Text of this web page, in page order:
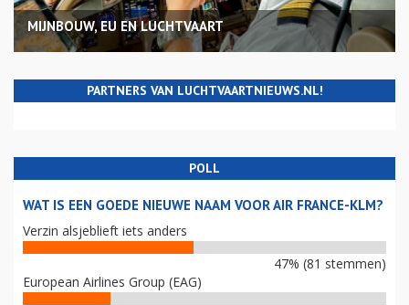
MIJNBOUW, EU EN LUCHTVAART
PARTNERS VAN LUCHTVAARTNIEUWS.NL!
POLL
WAT IS EEN GOEDE NIEUWE NAAM VOOR AIR FRANCE-KLM?
Verzin alsjeblieft iets anders
47% (81 stemmen)
European Airlines Group (EAG)